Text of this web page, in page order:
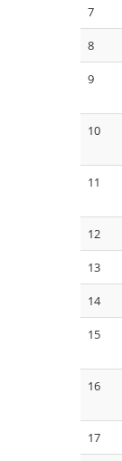
7
8
9
10
11
12
13
14
15
16
17